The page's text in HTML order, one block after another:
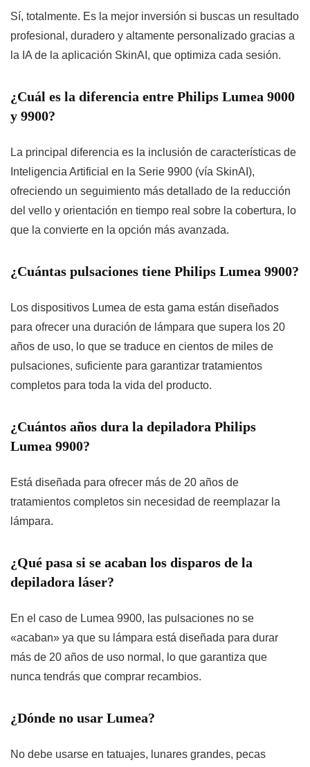
Sí, totalmente. Es la mejor inversión si buscas un resultado
profesional, duradero y altamente personalizado gracias a
la IA de la aplicación SkinAI, que optimiza cada sesión.
¿Cuál es la diferencia entre Philips Lumea 9000
y 9900?
La principal diferencia es la inclusión de características de
Inteligencia Artificial en la Serie 9900 (vía SkinAI),
ofreciendo un seguimiento más detallado de la reducción
del vello y orientación en tiempo real sobre la cobertura, lo
que la convierte en la opción más avanzada.
¿Cuántas pulsaciones tiene Philips Lumea 9900?
Los dispositivos Lumea de esta gama están diseñados
para ofrecer una duración de lámpara que supera los 20
años de uso, lo que se traduce en cientos de miles de
pulsaciones, suficiente para garantizar tratamientos
completos para toda la vida del producto.
¿Cuántos años dura la depiladora Philips
Lumea 9900?
Está diseñada para ofrecer más de 20 años de
tratamientos completos sin necesidad de reemplazar la
lámpara.
¿Qué pasa si se acaban los disparos de la
depiladora láser?
En el caso de Lumea 9900, las pulsaciones no se
«acaban» ya que su lámpara está diseñada para durar
más de 20 años de uso normal, lo que garantiza que
nunca tendrás que comprar recambios.
¿Dónde no usar Lumea?
No debe usarse en tatuajes, lunares grandes, pecas